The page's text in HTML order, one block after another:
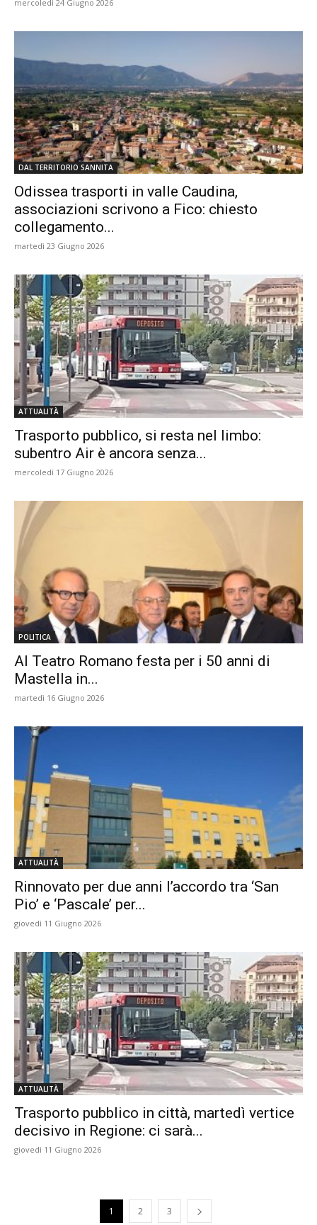
mercoledì 24 Giugno 2026
DAL TERRITORIO SANNITA
Odissea trasporti in valle Caudina,
associazioni scrivono a Fico: chiesto
collegamento...
martedì 23 Giugno 2026
ATTUALITÀ
Trasporto pubblico, si resta nel limbo:
subentro Air è ancora senza...
mercoledì 17 Giugno 2026
POLITICA
Al Teatro Romano festa per i 50 anni di
Mastella in...
martedì 16 Giugno 2026
ATTUALITÀ
Rinnovato per due anni l’accordo tra ‘San
Pio’ e ‘Pascale’ per...
giovedì 11 Giugno 2026
ATTUALITÀ
Trasporto pubblico in città, martedì vertice
decisivo in Regione: ci sarà...
giovedì 11 Giugno 2026
1 2 3